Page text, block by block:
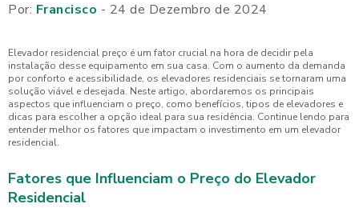
Por: Francisco - 24 de Dezembro de 2024
Elevador residencial preço é um fator crucial na hora de decidir pela
instalação desse equipamento em sua casa. Com o aumento da demanda
por conforto e acessibilidade, os elevadores residenciais se tornaram uma
solução viável e desejada. Neste artigo, abordaremos os principais
aspectos que influenciam o preço, como benefícios, tipos de elevadores e
dicas para escolher a opção ideal para sua residência. Continue lendo para
entender melhor os fatores que impactam o investimento em um elevador
residencial.
Fatores que Influenciam o Preço do Elevador
Residencial